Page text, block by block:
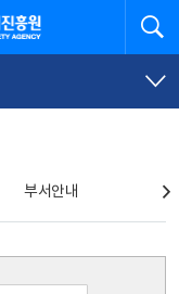
부서안내